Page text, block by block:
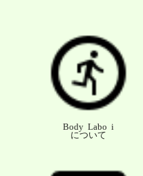
Body Labo i
について